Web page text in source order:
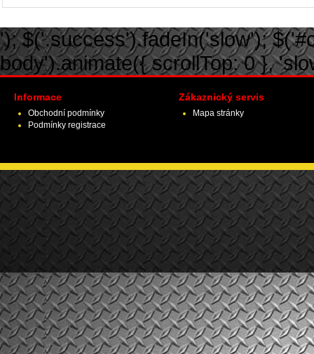
'); $('.success').fadeIn('slow');
body').animate({ scrollTop: 0 },
Informace
Obchodní podmínky
Podmínky registrace
Zákaznický servis
Mapa stránky